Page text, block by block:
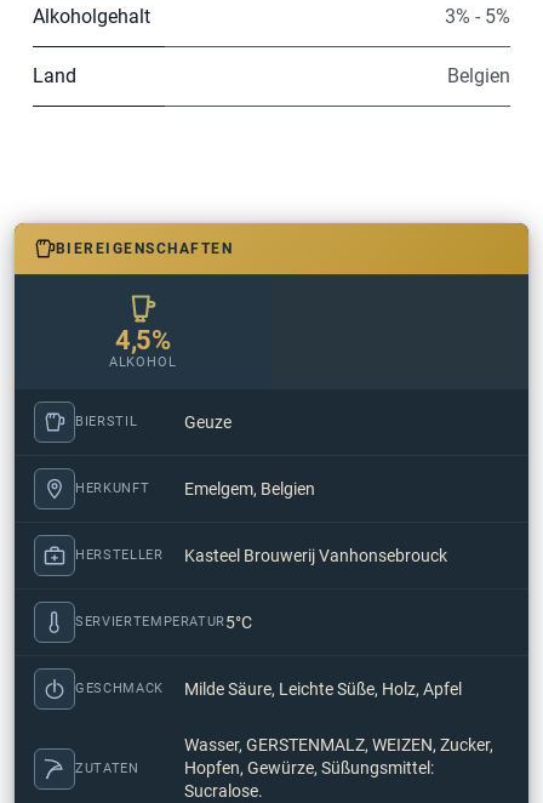
Alkoholgehalt 3% - 5%
Land Belgien
BIEREIGENSCHAFTEN
4,5%
ALKOHOL
BIERSTIL Geuze
HERKUNFT Emelgem, Belgien
HERSTELLER Kasteel Brouwerij Vanhonsebrouck
SERVIERTEMPERATUR5°C
GESCHMACK Milde Säure, Leichte Süße, Holz, Apfel
ZUTATEN
Wasser, GERSTENMALZ, WEIZEN, Zucker,
Hopfen, Gewürze, Süßungsmittel:
Sucralose.